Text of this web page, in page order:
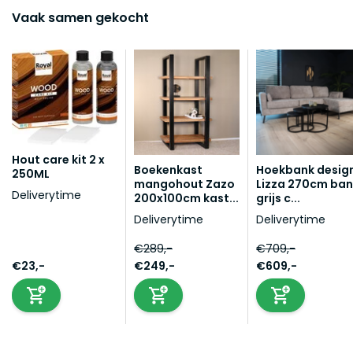
Vaak samen gekocht
Hout care kit 2 x
250ML
Deliverytime
€23,-
Boekenkast
mangohout Zazo
200x100cm kast...
Deliverytime
€289,-
€249,-
Hoekbank
Lizza 270cm
grijs c...
Deliverytime
€709,-
€609,-